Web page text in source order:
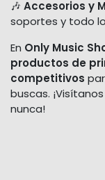
🎶 Accesorios y
soportes y todo
En Only Music
productos de
competitivos
buscas.
nunca!